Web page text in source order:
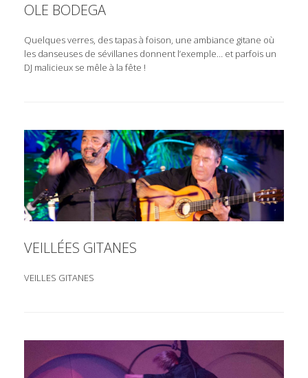
OLE BODEGA
Quelques verres, des tapas à foison, une ambiance gitane où
les danseuses de sévillanes donnent l’exemple… et parfois un
DJ malicieux se mêle à la fête !
VEILLÉES GITANES
VEILLES GITANES